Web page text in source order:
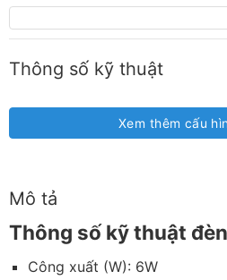
Mô tả
Thông số kỹ thuật
Công xuất (W): 6W
Thông số kỹ thuật
Xem thêm cấu